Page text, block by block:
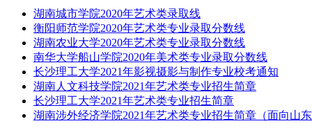
湖南城市学院2020年艺术类录取线
衡阳师范学院2020年艺术类专业录取分数线
湖南农业大学2020年艺术类专业录取分数线
南华大学船山学院2020年美术类专业录取分数线
长沙理工大学2021年影视摄影与制作专业校考通知
湖南人文科技学院2021年艺术类专业招生简章
长沙理工大学2021年艺术类专业招生简章
湖南涉外经济学院2021年艺术类专业招生简章（面向山